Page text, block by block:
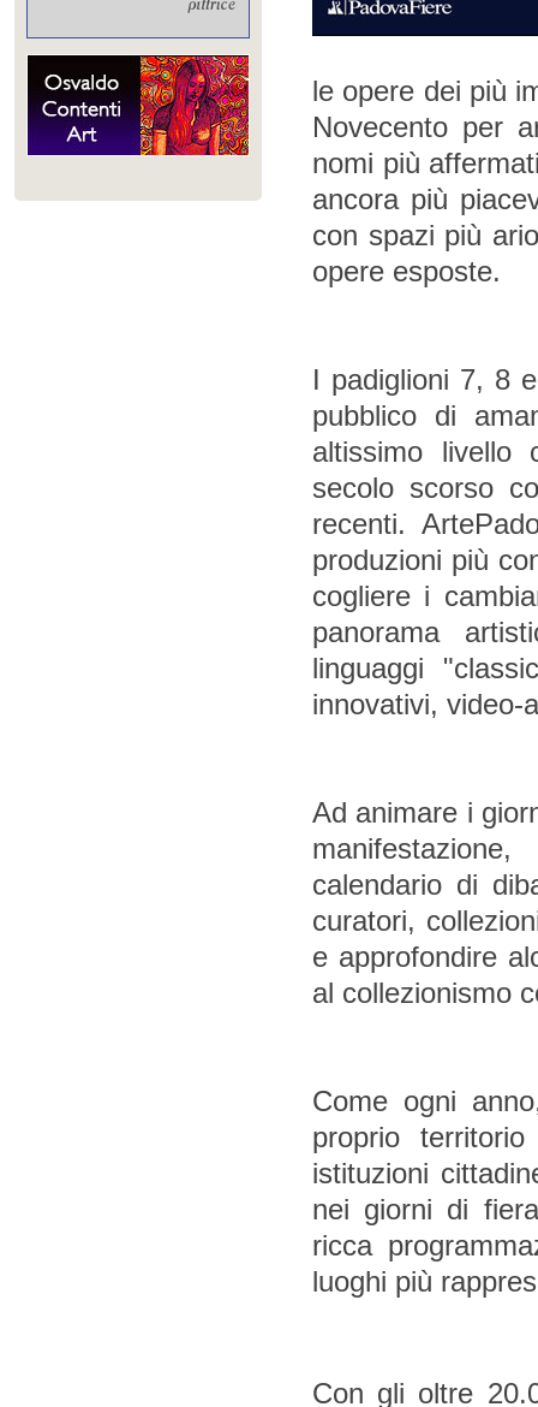
le opere dei più
Novecento per
nomi più
ancora più
con spazi più
opere esposte.
I padiglioni 7, 8
pubblico di
altissimo livello
secolo scorso
recenti.
produzioni più
cogliere i
panorama
linguaggi
innovativi, video-
Ad animare i
calendario di
curatori,
e approfondire
al collezionismo
Come ogni
proprio
istituzioni
nei giorni di
ricca
luoghi più
Con gli oltre